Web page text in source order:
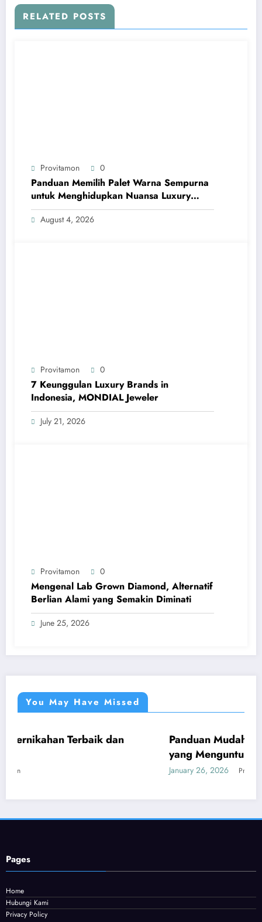
RELATED POSTS
Provitamon 0
Panduan Memilih Palet Warna Sempurna
untuk Menghidupkan Nuansa Luxury
Bathrooms
August 4, 2026
Provitamon 0
7 Keunggulan Luxury Brands in
Indonesia, MONDIAL Jeweler
July 21, 2026
Provitamon 0
Mengenal Lab Grown Diamond, Alternatif
Berlian Alami yang Semakin Diminati
June 25, 2026
You May Have Missed
Terbaik dan
Panduan Mudah Beli Cincin
yang Menguntungkan
January 26, 2026 Provitamon
Pages
Home
Hubungi Kami
Privacy Policy